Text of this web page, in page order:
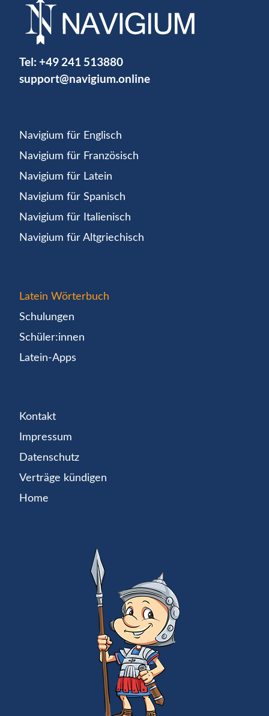
Tel: +49 241 513880
support@navigium.online
Navigium für Englisch
Navigium für Französisch
Navigium für Latein
Navigium für Spanisch
Navigium für Italienisch
Navigium für Altgriechisch
Latein Wörterbuch
Schulungen
Schüler:innen
Latein-Apps
Kontakt
Impressum
Datenschutz
Verträge kündigen
Home